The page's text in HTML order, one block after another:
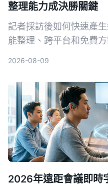
整理能力成決勝關鍵
記者採訪後如何快速產
能整理、跨平台和免費
2026-08-09
2026年遠距會議即時